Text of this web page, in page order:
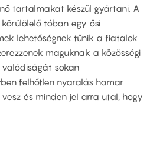
tartalmakat készül gyártani. A
tóban egy ősi
lehetőségnek tűnik a fiatalok
maguknak a közösségi
sokan
felhőtlen nyaralás hamar
és minden jel arra utal, hogy